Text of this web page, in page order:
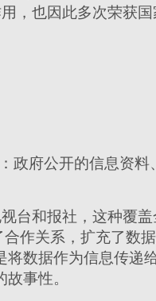
，也因此多次荣获国
政府公开的信息资料
台和报社，这种覆
作关系，扩充了数
数据作为信息传递
事性。